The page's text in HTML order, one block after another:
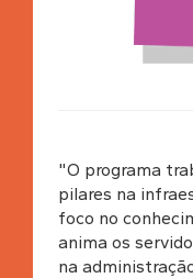
"O programa
pilares na
foco no
anima os
na